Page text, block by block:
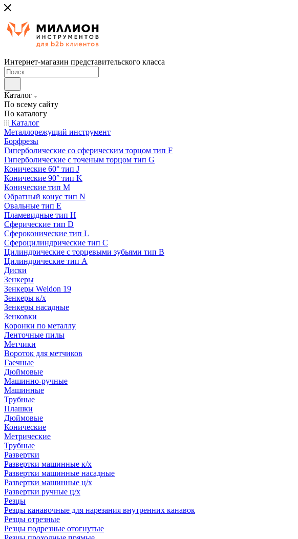
Интернет-магазин представительского класса
Каталог
По всему сайту
По каталогу
Каталог
Металлорежущий инструмент
Борфрезы
Гиперболические cо сферическим торцом тип F
Гиперболические с точеным торцом тип G
Конические 60° тип J
Конические 90° тип K
Конические тип M
Обратный конус тип N
Овальные тип E
Пламевидные тип H
Сферические тип D
Сфероконические тип L
Сфероцилиндрические тип C
Цилиндрические с торцевыми зубьями тип B
Цилиндрические тип А
Диски
Зенкеры
Зенкеры Weldon 19
Зенкеры к/х
Зенкеры насадные
Зенковки
Коронки по металлу
Ленточные пилы
Метчики
Вороток для метчиков
Гаечные
Дюймовые
Машинно-ручные
Машинные
Трубные
Плашки
Дюймовые
Конические
Метрические
Трубные
Развертки
Развертки машинные к/х
Развертки машинные насадные
Развертки машинные ц/х
Развертки ручные ц/х
Резцы
Резцы канавочные для нарезания внутренних канавок
Резцы отрезные
Резцы подрезные отогнутые